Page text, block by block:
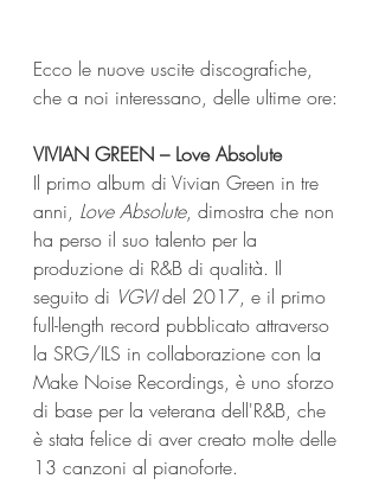
Ecco le nuove uscite discografiche,
che a noi interessano, delle ultime ore:
VIVIAN GREEN – Love Absolute
Il primo album di Vivian Green in tre
anni, Love Absolute, dimostra che non
ha perso il suo talento per la
produzione di R&B di qualità. Il
seguito di VGVI del 2017, e il primo
full-length record pubblicato attraverso
la SRG/ILS in collaborazione con la
Make Noise Recordings, è uno sforzo
di base per la veterana dell'R&B, che
è stata felice di aver creato molte delle
13 canzoni al pianoforte.